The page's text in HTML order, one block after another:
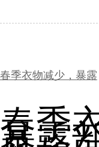
春季衣物减少，暴露
春季
暴露